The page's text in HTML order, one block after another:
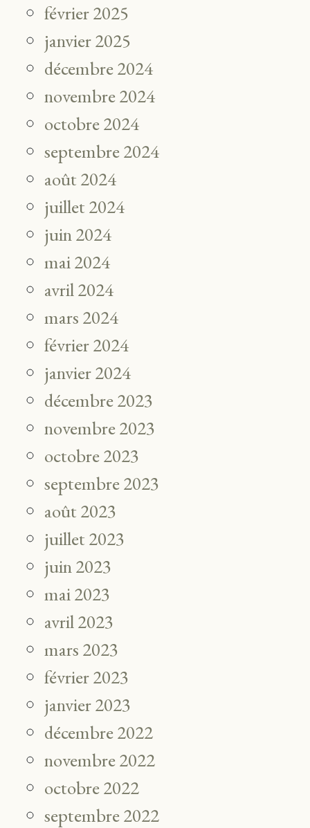
février 2025
janvier 2025
décembre 2024
novembre 2024
octobre 2024
septembre 2024
août 2024
juillet 2024
juin 2024
mai 2024
avril 2024
mars 2024
février 2024
janvier 2024
décembre 2023
novembre 2023
octobre 2023
septembre 2023
août 2023
juillet 2023
juin 2023
mai 2023
avril 2023
mars 2023
février 2023
janvier 2023
décembre 2022
novembre 2022
octobre 2022
septembre 2022